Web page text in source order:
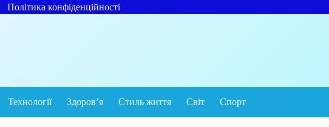
Політика конфіденційності
Технології Здоров’я Стиль життя Світ Спорт